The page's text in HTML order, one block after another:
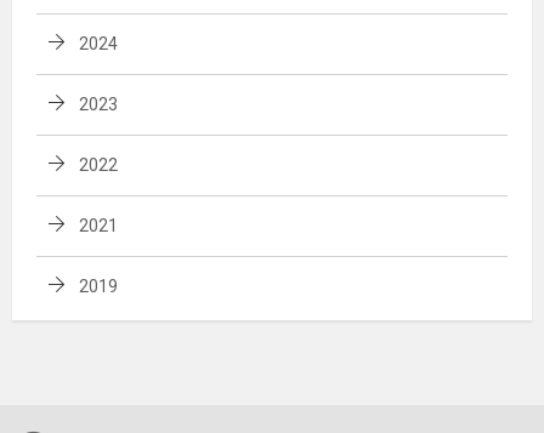
2024
2023
2022
2021
2019